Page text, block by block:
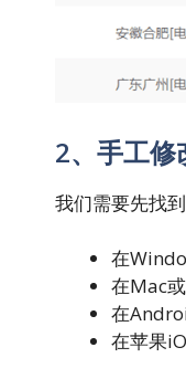
2、手工
我们需要先找
在
在Mac
在
在苹果